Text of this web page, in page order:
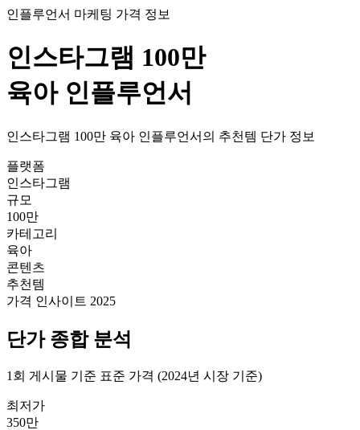
인플루언서 마케팅 가격 정보
인스타그램 100만
육아 인플루언서
인스타그램 100만 육아 인플루언서의 추천템 단가 정보
플랫폼
인스타그램
규모
100만
카테고리
육아
콘텐츠
추천템
가격 인사이트 2025
단가종합 분석
1회 게시물 기준 표준 가격 (2024년 시장 기준)
최저가
350만